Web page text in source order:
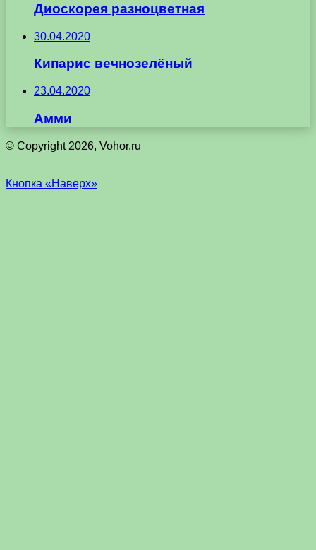
Диоскорея разноцветная
30.04.2020
Кипарис вечнозелёный
23.04.2020
Амми
© Copyright 2026, Vohor.ru
Кнопка «Наверх»